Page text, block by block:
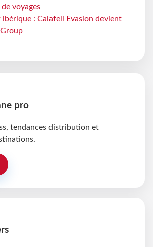
voyages
ibérique : Calafell Evasion devient
pro
tendances distribution et